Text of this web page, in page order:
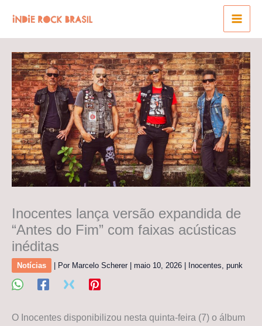
para
o
conteúdo
Inocentes lança versão expandida de
“Antes do Fim” com faixas acústicas
inéditas
Notícias | Por Marcelo Scherer | maio 10, 2026 | Inocentes punk
O Inocentes disponibilizou nesta quinta-feira (7) o álbum